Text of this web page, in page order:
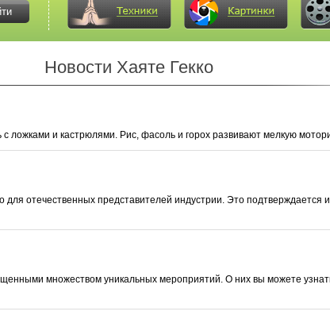
Новости Хаяте Гекко
ложками и кастрюлями. Рис, фасоль и горох развивают мелкую
отечественных представителей индустрии. Это подтверждается
множеством уникальных мероприятий. О них вы можете